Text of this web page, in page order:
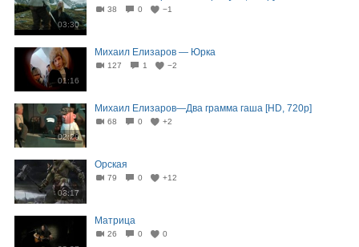
03:30
38 0 −1
01:16
Михаил Елизаров — Юрка
127 1 −2
02:29
Михаил Елизаров—Два грамма гаша [HD, 720p]
68 0 +2
03:17
Орская
79 0 +12
Матрица
26 0 0